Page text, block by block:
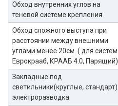
Обход внутренних углов на
теневой системе крепления
Обход сложного выступа при
расстоянии между внешними
углами менее 20см. ( для систем
Еврокрааб, КРААБ 4.0, Парящий)
Закладные под
светильники(круглые, стандарт)
электроразводка